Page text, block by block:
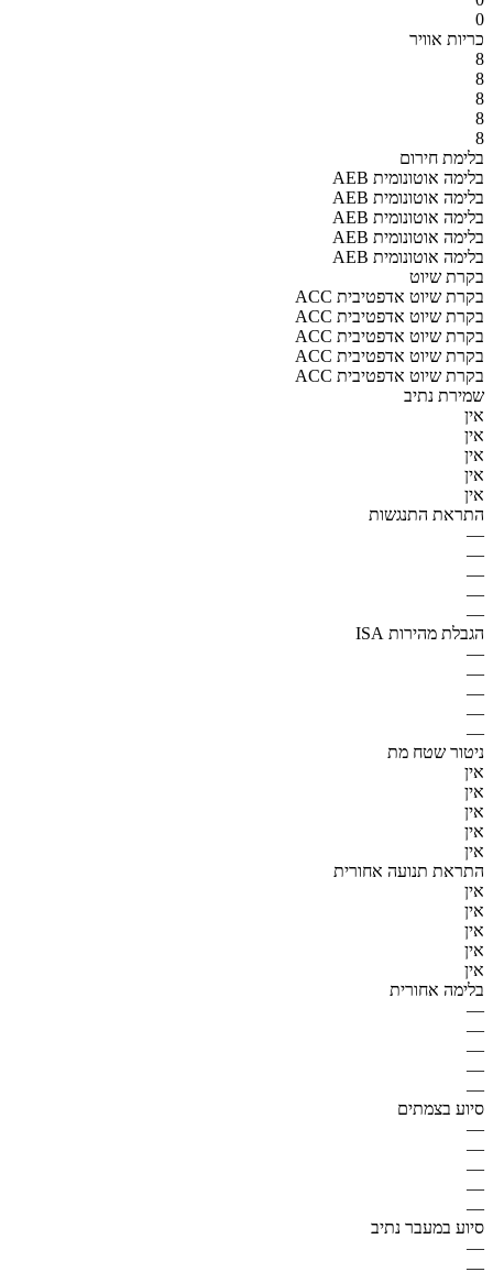
0
כריות אוויר
8
8
8
8
8
בלימת חירום
AEB בלימה אוטונומית
AEB בלימה אוטונומית
AEB בלימה אוטונומית
AEB בלימה אוטונומית
AEB בלימה אוטונומית
בקרת שיוט
ACC בקרת שיוט אדפטיבית
ACC בקרת שיוט אדפטיבית
ACC בקרת שיוט אדפטיבית
ACC בקרת שיוט אדפטיבית
ACC בקרת שיוט אדפטיבית
שמירת נתיב
אין
אין
אין
אין
אין
התראת התנגשות
—
—
—
—
—
הגבלת מהירות ISA
—
—
—
—
—
ניטור שטח מת
אין
אין
אין
אין
אין
התראת תנועה אחורית
אין
אין
אין
אין
אין
בלימה אחורית
—
—
—
—
—
סיוע בצמתים
—
—
—
—
—
סיוע במעבר נתיב
—
—